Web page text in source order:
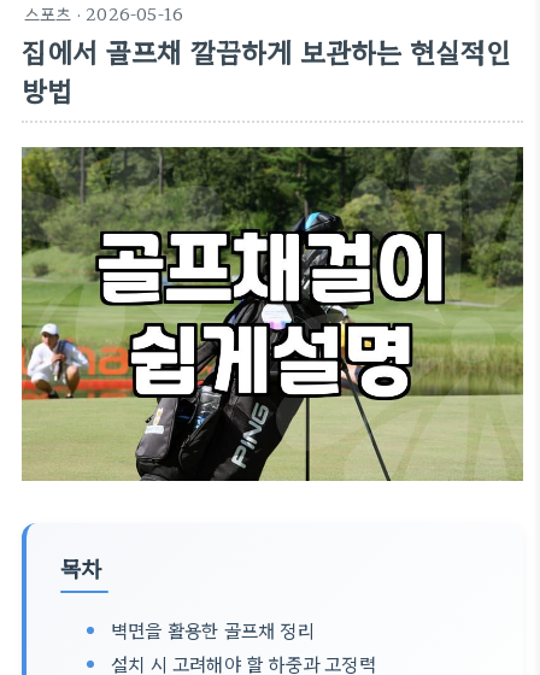
스포츠 · 2026-05-16
집에서 골프채 깔끔하게 보관하는 현실적인
방법
목차
벽면을 활용한 골프채 정리
설치 시 고려해야 할 하중과 고정력